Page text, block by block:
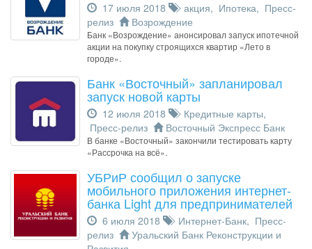
17 июля 2018 акция, Ипотека, Пресс-
релиз
Возрождение
Банк «Возрождение» анонсировал запуск ипотечной
акции на покупку строящихся квартир «Лето в
городе».
Банк «Восточный» запланировал
запуск новой карты
12 июля 2018 Кредитные карты,
Пресс-релиз
Восточный Экспресс Банк
В банке «Восточный» закончили тестировать карту
«Рассрочка на всё».
УБРиР сообщил о запуске
мобильного приложения интернет-
банка Light для предпринимателей
6 июля 2018 Интернет-Банк, Пресс-
релиз
Уральский Банк Реконструкции и